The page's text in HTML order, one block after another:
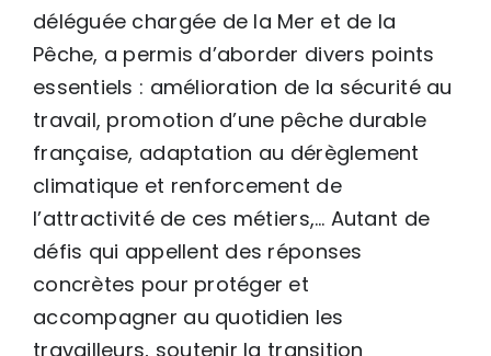
déléguée chargée de la Mer et de la
Pêche, a permis d’aborder divers points
essentiels : amélioration de la sécurité au
travail, promotion d’une pêche durable
française, adaptation au dérèglement
climatique et renforcement de
l’attractivité de ces métiers,… Autant de
défis qui appellent des réponses
concrètes pour protéger et
accompagner au quotidien les
travailleurs, soutenir la transition